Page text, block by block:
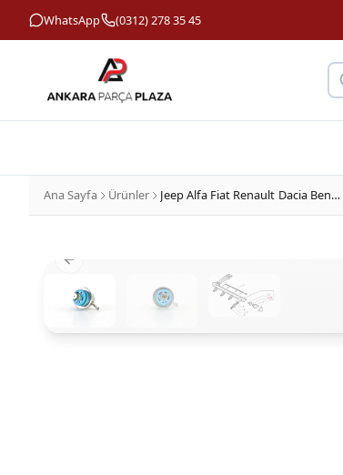
WhatsApp (0312) 278 35 45
Ana Sayfa Ürünler Jeep Alfa Fiat Renault Dacia Benzin Basınç Valfi Orjinal 7078669
Previous slide